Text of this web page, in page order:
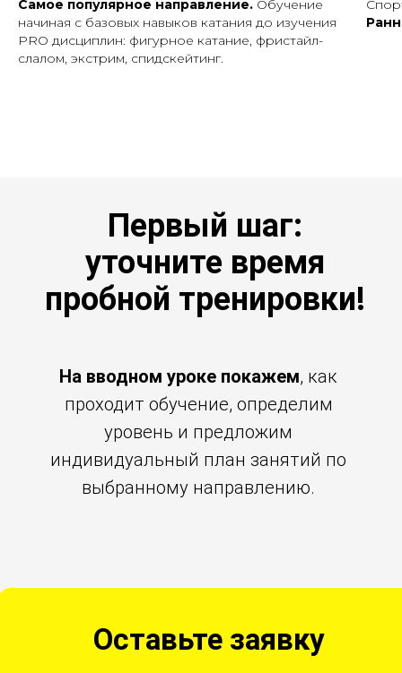
Самое популярное направление. Обучение
начиная с базовых навыков катания до изучения
PRO дисциплин: фигурное катание, фристайл-
слалом, экстрим, спидскейтинг.
Р
Оставьте заявку
Первый шаг:
уточните время
пробной тренировки!
На вводном уроке покажем, как
проходит обучение, определим
уровень и предложим
индивидуальный план занятий по
выбранному направлению.